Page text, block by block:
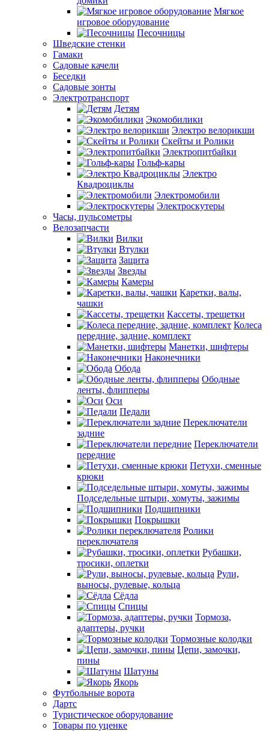
Мягкое
игровое оборудование
Песочницы
Шведские стенки
Гамаки
Садовые качели
Беседки
Садовые зонты
Электротранспорт
Детям
Экомобилики
Электро велорикши
Скейты и Ролики
Электропитбайки
Гольф-кары
Электро
Квадроциклы
Электромобили
Электроскутеры
Часы, пульсометры
Велозапчасти
Вилки
Втулки
Защита
Звезды
Камеры
Каретки, валы,
чашки
Кассеты, трещетки
Колеса
передние, задние, комплект
Манетки, шифтеры
Наконечники
Обода
Ободные
ленты, флипперы
Оси
Педали
Переключатели
задние
Переключатели
передние
Петухи, сменные
крюки
Подседельные штыри, хомуты, зажимы
Подшипники
Покрышки
Ролики
переключателя
Рубашки,
тросики, оплетки
Рули,
выносы, рулевые, кольца
Сёдла
Спицы
Тормоза,
адаптеры, ручки
Тормозные колодки
Цепи, замочки,
пины
Шатуны
Якорь
Футбольные ворота
Дартс
Туристическое оборудование
Товары по уценке